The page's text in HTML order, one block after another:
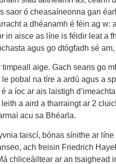
ó cheasaíneonna gan
a dhéanamh é féin ag
aisce as líne is féidir leat a
agus go dtógfadh sé
aige. Gach seans go
pobal na tíre a ardú agus a
a íoc ar ais laistigh
a aird a tharraingt ar 2
acu sa Bhéarla.
taiscí, bónas sínithe ar
ach freisin Friedrich
chliceáiltear ar an